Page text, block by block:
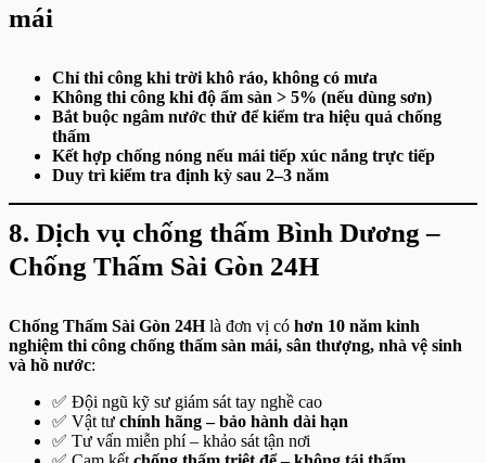
mái
Chỉ thi công khi trời khô ráo, không có mưa
Không thi công khi độ ẩm sàn > 5% (nếu dùng sơn)
Bắt buộc ngâm nước thử để kiểm tra hiệu quả chống
thấm
Kết hợp chống nóng nếu mái tiếp xúc nắng trực tiếp
Duy trì kiểm tra định kỳ sau 2–3 năm
8. Dịch vụ chống thấm Bình Dương –
Chống Thấm Sài Gòn 24H
Chống Thấm Sài Gòn 24Hlà đơn vị có hơn 10 năm kinh
nghiệm thi công chống thấm sàn mái, sân thượng, nhà vệ sinh
và hồ nước:
✅ Đội ngũ kỹ sư giám sát tay nghề cao
✅ Vật tư chính hãng – bảo hành dài hạn
✅ Tư vấn miễn phí – khảo sát tận nơi